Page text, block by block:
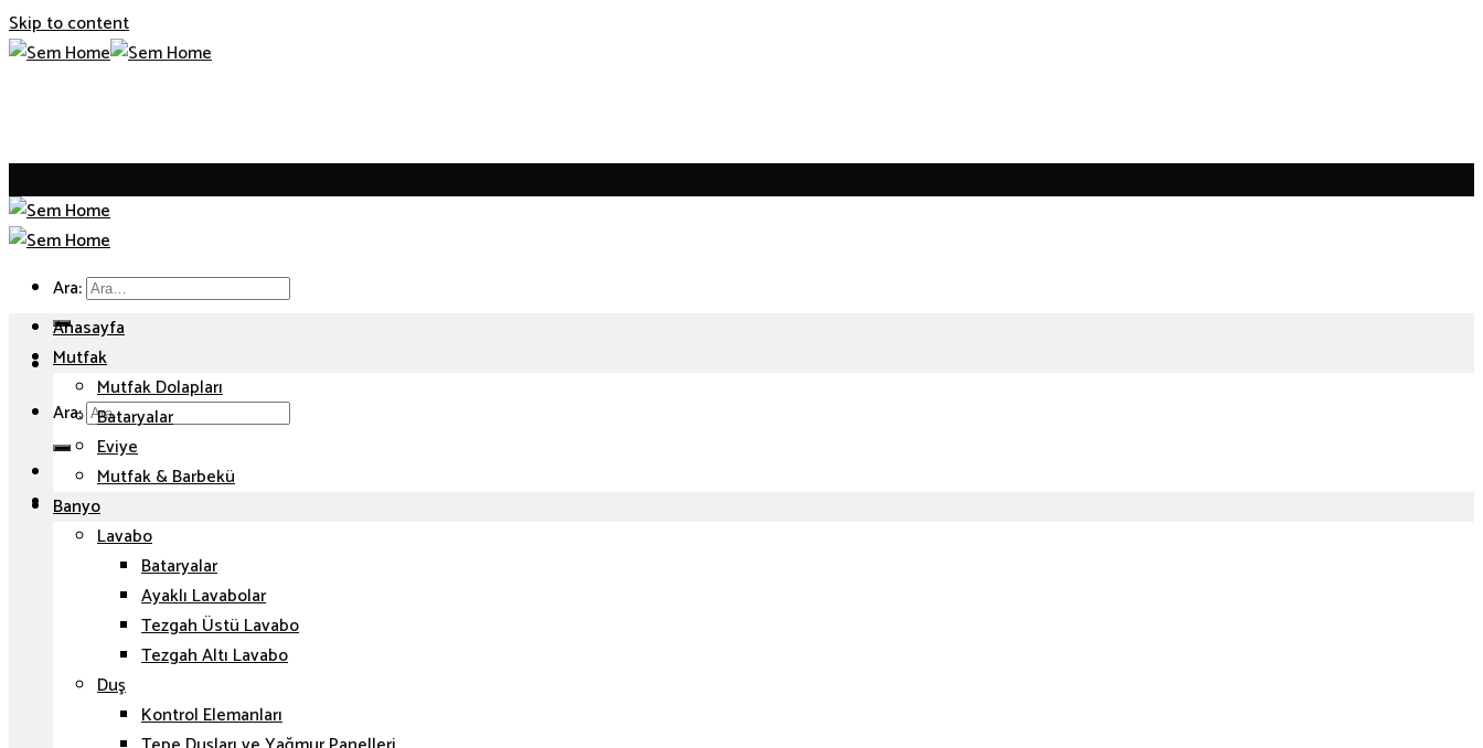
Skip to content
Ara:
Ara:
Anasayfa
Mutfak
Mutfak Dolapları
Bataryalar
Eviye
Mutfak & Barbekü
Banyo
Lavabo
Bataryalar
Ayaklı Lavabolar
Tezgah Üstü Lavabo
Tezgah Altı Lavabo
Duş
Kontrol Elemanları